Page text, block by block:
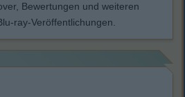
Bewertungen und weiteren
ray-Veröffentlichungen.